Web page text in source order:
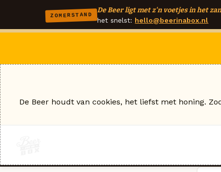
ZOMERSTAND
De Beer ligt met z'n voetjes in het
het snelst: hello@beerinabox.nl
De Beer houdt van cookies, het liefst met honing.